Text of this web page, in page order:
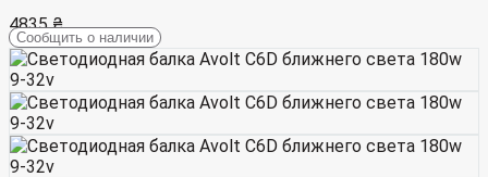
4835 ₴
Сообщить о наличии